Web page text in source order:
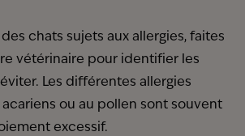
des chats sujets aux allergies, faites
vétérinaire pour identifier les
Les différentes allergies
acariens ou au pollen sont souvent
excessif.